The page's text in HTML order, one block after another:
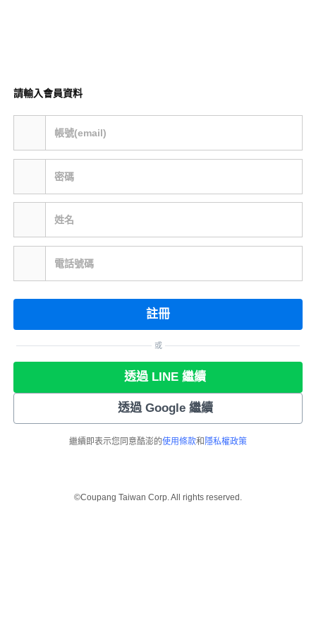
請輸入會員資料
帳號(email)
密碼
姓名
電話號碼
註冊
或
透過 LINE 繼續
透過 Google 繼續
繼續即表示您同意酷澎的使用條款和 隱私權政策
©Coupang Taiwan Corp. All rights reserved.